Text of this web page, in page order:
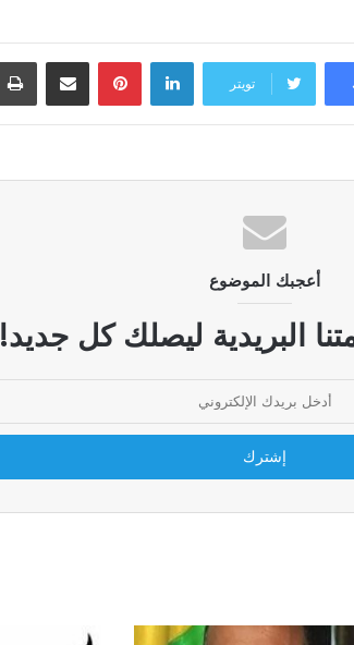
تويتر
لينكدإن بينتيريستمشاركة عبر البريد
أعجبك الموضوع
البريدية ليصلك كل جديد!